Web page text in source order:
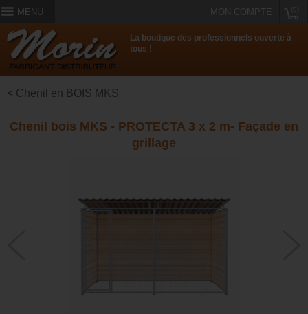
MENU MON COMPTE
La boutique des professionnels ouverte à
tous !
< Chenil en BOIS MKS
Chenil bois MKS - PROTECTA 3 x 2 m- Façade en
grillage